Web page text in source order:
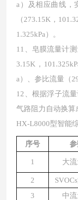
a）及相应曲线，
（273.15K，
1.325kPa）。
11、皂膜流量计
3.15K，
a）、参比流量（
12、根据浮子流
气路阻力自动换算
HX-L8000型智能
序号
1 大
2
3
中